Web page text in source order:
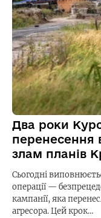
Два роки
перенесення
злам планів
Сьогодні
операції —
кампанії, яка
агресора. Цей крок…